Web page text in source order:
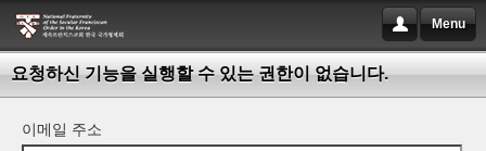
Menu
요청하신 기능을 실행할 수 있는 권한이 없습니다.
이메일 주소